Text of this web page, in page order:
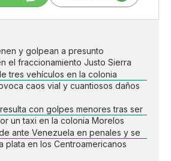
y golpean a presunto
el fraccionamiento Justo Sierra
tres vehículos en la colonia
caos vial y cuantiosos daños
con golpes menores tras ser
un taxi en la colonia Morelos
ante Venezuela en penales y se
plata en los Centroamericanos